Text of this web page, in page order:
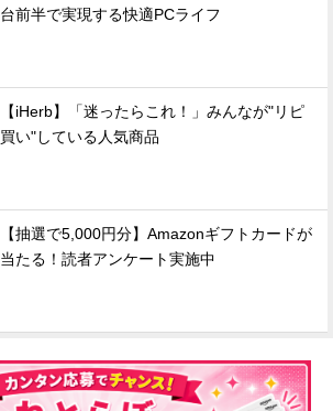
台前半で実現する快適PCライフ
【iHerb】「迷ったらこれ！」みんなが"リピ
買い"している人気商品
【抽選で5,000円分】Amazonギフトカードが
当たる！読者アンケート実施中